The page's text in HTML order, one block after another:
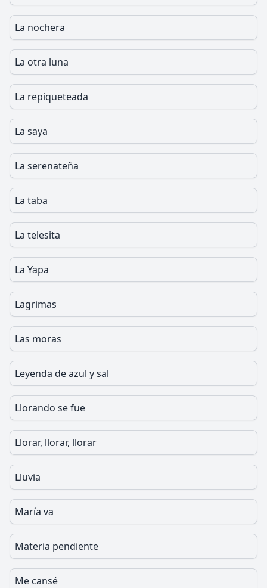
La nochera
La otra luna
La repiqueteada
La saya
La serenateña
La taba
La telesita
La Yapa
Lagrimas
Las moras
Leyenda de azul y sal
Llorando se fue
Llorar, llorar, llorar
Lluvia
María va
Materia pendiente
Me cansé